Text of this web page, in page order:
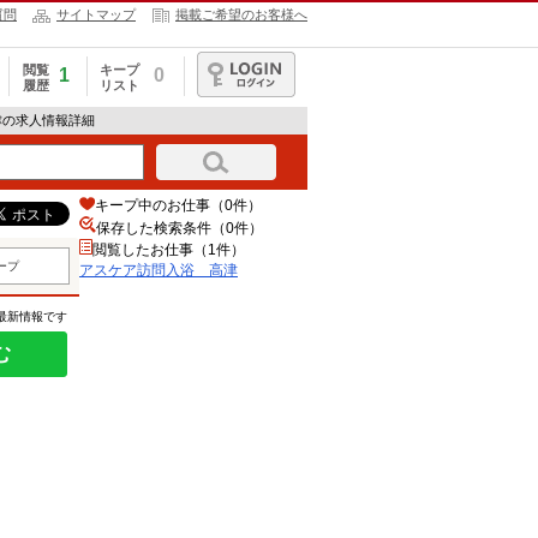
問 サイトマップ 掲載ご希望のお客様へ
閲覧
履歴
1
キープ
リスト
0
ログイン
求人情報詳細
プ
新情報です
キープ中のお仕事（0件）
保存した検索条件（0件）
閲覧したお仕事（1件）
アスケア訪問入浴 高津